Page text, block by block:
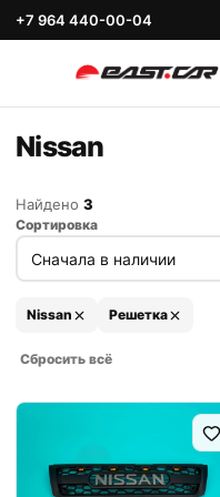
+7 964 440-00-04
Nissan
Найдено 3
Сортировка
Nissan Решетка
Сбросить всё